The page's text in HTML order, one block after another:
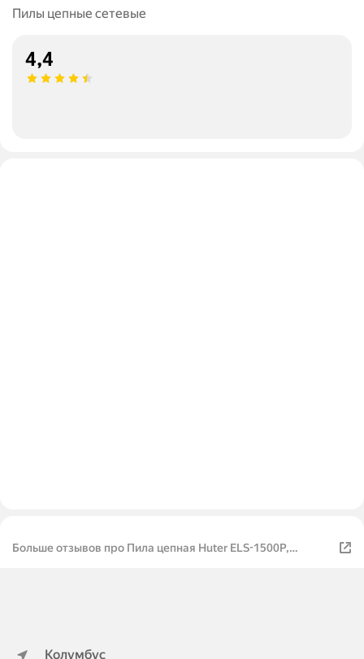
Пилы цепные сетевые
4,4
Больше отзывов про Пила цепная Huter ELS-1500P,
Колумбус